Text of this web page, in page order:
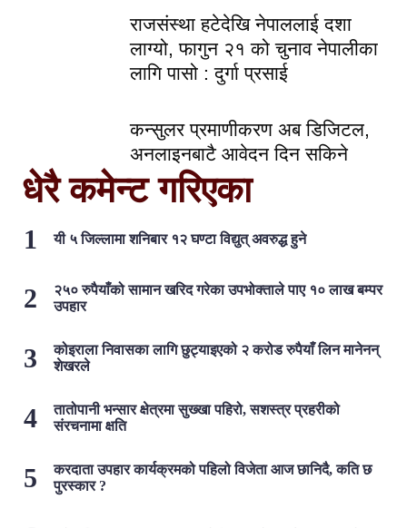
राजसंस्था हटेदेखि नेपाललाई दशा
लाग्यो, फागुन २१ को चुनाव नेपालीका
लागि पासो : दुर्गा प्रसाई
कन्सुलर प्रमाणीकरण अब डिजिटल,
अनलाइनबाटै आवेदन दिन सकिने
धेरै कमेन्ट गरिएका
यी ५ जिल्लामा शनिबार १२ घण्टा विद्युत् अवरुद्ध हुने
२५० रुपैयाँको सामान खरिद गरेका उपभोक्ताले पाए १० लाख बम्पर
उपहार
कोइराला निवासका लागि छुट्याइएको २ करोड रुपैयाँ लिन मानेनन्
शेखरले
तातोपानी भन्सार क्षेत्रमा सुख्खा पहिरो, सशस्त्र प्रहरीको
संरचनामा क्षति
करदाता उपहार कार्यक्रमको पहिलो विजेता आज छानिदै, कति छ
पुरस्कार ?